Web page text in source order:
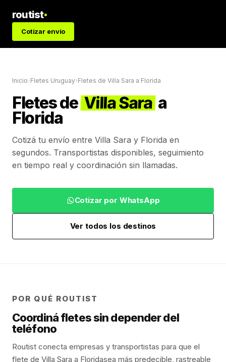
routist
Cotizar envío
Inicio›Fletes Uruguay›Fletes de Villa Sara a Florida
Fletes de Villa Sara a
Florida
Cotizá tu envío entre Villa Sara y Florida en
segundos. Transportistas disponibles, seguimiento
en tiempo real y coordinación sin llamadas.
Cotizar por WhatsApp
Ver todos los destinos
POR QUÉ ROUTIST
Coordiná fletes sin depender del
teléfono
Routist conecta empresas y transportistas para que el
flete de Villa Sara a Floridasea más predecible, rastreable